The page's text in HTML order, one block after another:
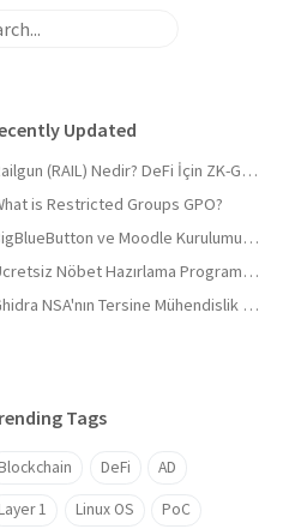
Updated
Railgun (RAIL) Nedir? DeFi İçin ZK-Gizliliği ve 'Masumiyet Kanıtı'
is Restricted Groups GPO?
BigBlueButton ve Moodle Kurulumu 2026 Derinlemesine 🎓 BigBlueButton and Moodle Installation 2026 In-depth 🎓
Ücretsiz Nöbet Hazırlama Programı, Tüm sektörlere uygun (Mazeretli)
Ghidra NSA'nın Tersine Mühendislik Araç Seti
Tags
DeFi AD
1 Linux OS PoC